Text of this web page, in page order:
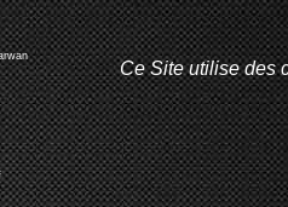
Ce Site utilise des